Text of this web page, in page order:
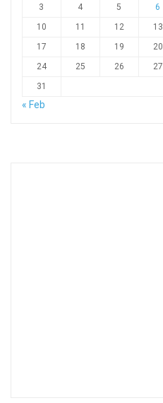
3 4 5 6
10
11 12 13
17
18 19 20
24
25 26 27
31
« Feb